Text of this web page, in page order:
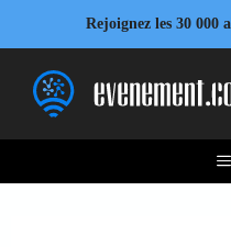
contenu
Rejoignez les 30 000